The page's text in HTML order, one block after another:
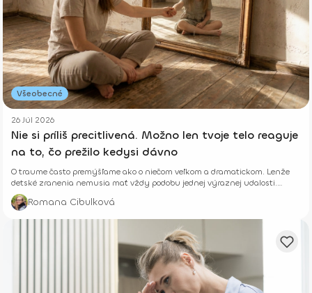
Všeobecné
26 Júl 2026
Nie si príliš precitlivená. Možno len tvoje telo reaguje
na to, čo prežilo kedysi dávno
O traume často premýšľame ako o niečom veľkom a dramatickom. Lenže
detské zranenia nemusia mať vždy podobu jednej výraznej udalosti.
Niekedy rastú potichu.
Romana Cibulková